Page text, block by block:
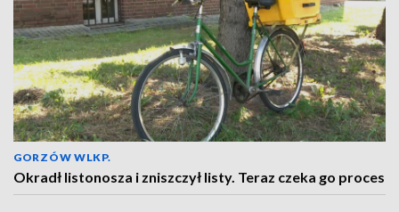
GORZÓW WLKP.
Okradł listonosza i zniszczył listy. Teraz czeka go proces